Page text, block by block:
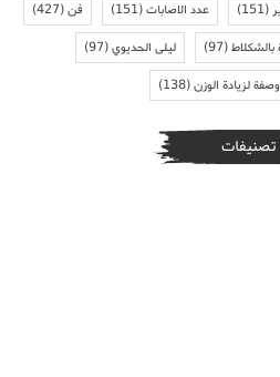
(151) عدد الاصابات(151) فن(427)
بالشكلاط(97) ليلى الحديوي(97)
وصفة لزيادة الوزن(138)
تصنيفات